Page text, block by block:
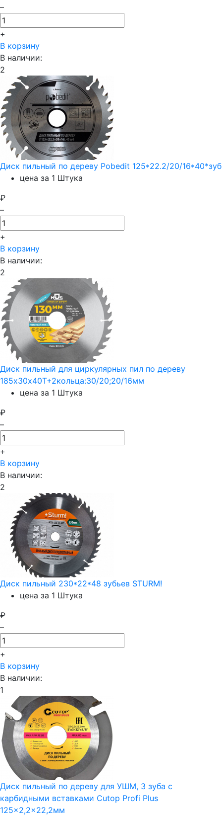
–
+
В корзину
В наличии:
2
Диск пильный по дереву Pobedit 125*22.2/20/16*40*зуб
цена за 1 Штука
₽
–
+
В корзину
В наличии:
2
Диск пильный для циркулярных пил по дереву
185х30х40T+2кольца:30/20;20/16мм
цена за 1 Штука
₽
–
+
В корзину
В наличии:
2
Диск пильный 230*22*48 зубьев STURM!
цена за 1 Штука
₽
–
+
В корзину
В наличии:
1
Диск пильный по дереву для УШМ, 3 зуба с
карбидными вставками Cutop Profi Plus
125x2,2x22,2мм